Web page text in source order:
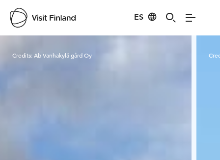
ES
Visit Finland
Credits:Ab Vanhakylä gård Oy